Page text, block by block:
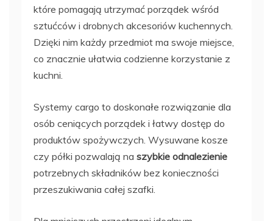
które pomagają utrzymać porządek wśród
sztućców i drobnych akcesoriów kuchennych.
Dzięki nim każdy przedmiot ma swoje miejsce,
co znacznie ułatwia codzienne korzystanie z
kuchni.
Systemy cargo to doskonałe rozwiązanie dla
osób ceniących porządek i łatwy dostęp do
produktów spożywczych. Wysuwane kosze
czy półki pozwalają na szybkie odnalezienie
potrzebnych składników bez konieczności
przeszukiwania całej szafki.